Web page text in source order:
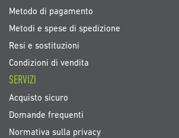
Metodo di pagamento
Metodi e spese di spedizione
Resi e sostituzioni
Condizioni di vendita
SERVIZI
Acquisto sicuro
Domande frequenti
Normativa sulla privacy